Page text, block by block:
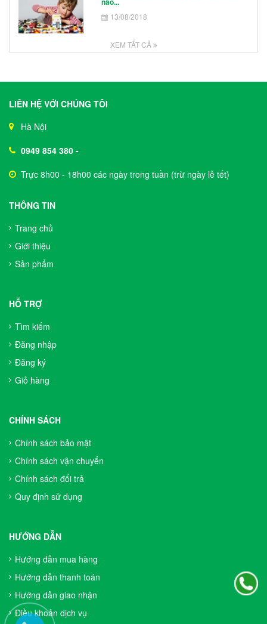
13/08/2018
XEM TẤT CẢ
LIÊN HỆ VỚI CHÚNG TÔI
Hà Nội
0949 854 380 -
Trực 8h00 - 18h00 các ngày trong tuần (trừ ngày lễ tết)
THÔNG TIN
Trang chủ
Giới thiệu
Sản phẩm
HỖ TRỢ
Tìm kiếm
Đăng nhập
Đăng ký
Giỏ hàng
CHÍNH SÁCH
Chính sách bảo mật
Chính sách vận chuyển
Chính sách đổi trả
Quy định sử dụng
HƯỚNG DẪN
Hướng dẫn mua hàng
Hướng dẫn thanh toán
Hướng dẫn giao nhận
Điều khoản dịch vụ